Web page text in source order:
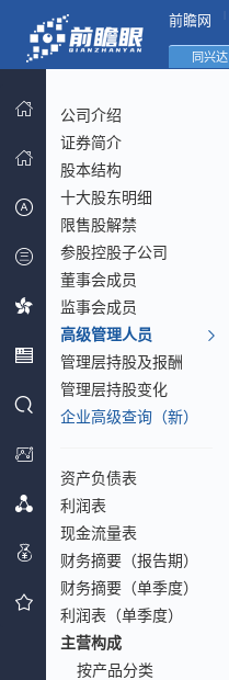
前瞻网
同兴达
公司介绍
证券简介
股本结构
十大股东明细
限售股解禁
参股控股子公司
董事会成员
监事会成员
高级管理人员
管理层持股及报酬
管理层持股变化
企业高级查询（新）
资产负债表
利润表
现金流量表
财务摘要（报告期）
财务摘要（单季度）
利润表（单季度）
主营构成
按产品分类